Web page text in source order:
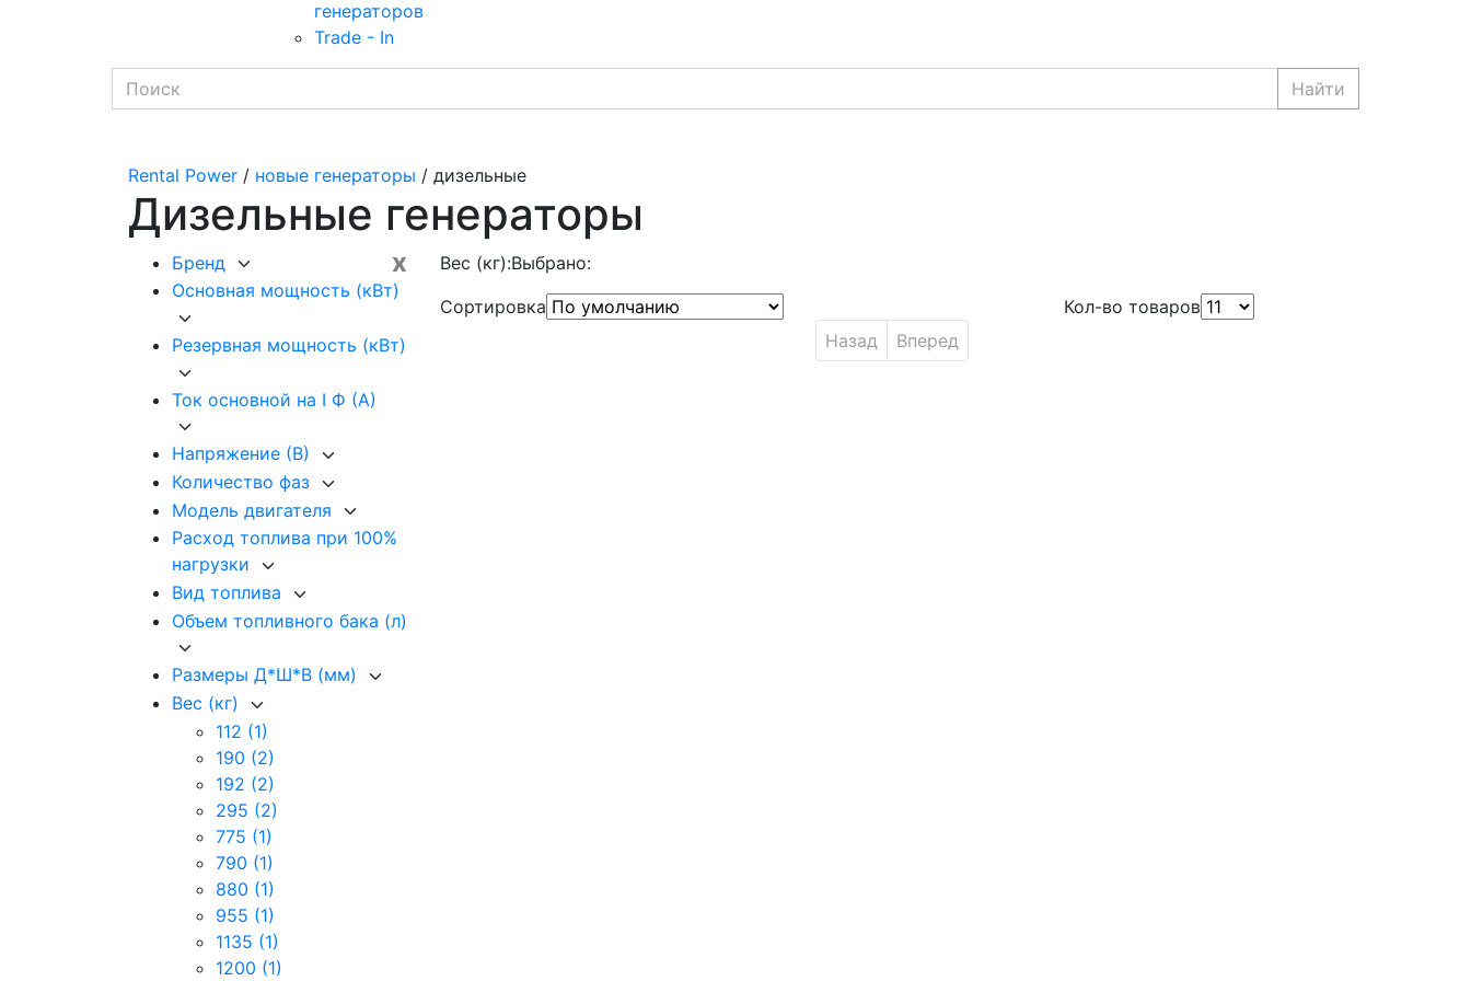
генераторов
Trade - In
Найти
Rental Power / новые генераторы / дизельные
Дизельные генераторы
x
Бренд
Основная мощность (кВт)
Резервная мощность (кВт)
Ток основной на I Ф (А)
Напряжение (В)
Количество фаз
Модель двигателя
Расход топлива при 100%
нагрузки
Вид топлива
Объем топливного бака (л)
Размеры Д*Ш*В (мм)
Вес (кг)
112 (1)
190 (2)
192 (2)
295 (2)
775 (1)
790 (1)
880 (1)
955 (1)
1135 (1)
1200 (1)
Вес (кг):Выбрано:
Сортировка
Кол-во товаров
Назад
Вперед